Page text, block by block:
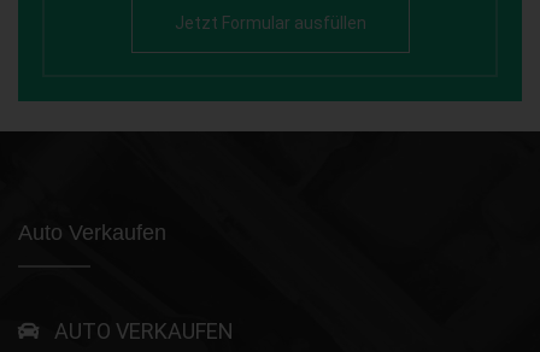
Jetzt Formular ausfüllen
Auto Verkaufen
AUTO VERKAUFEN